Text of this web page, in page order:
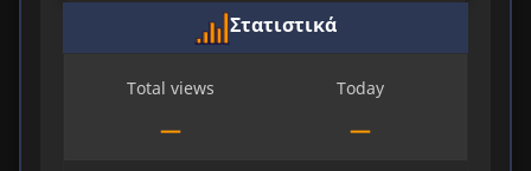
Στατιστικά
Total views
—
Today
—